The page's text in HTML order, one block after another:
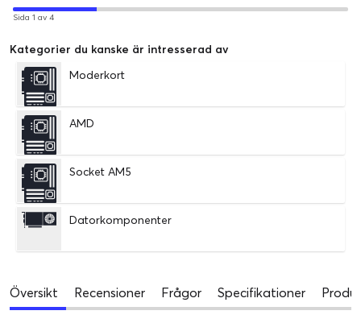
Sida 1 av 4
Kategorier du kanske är intresserad av
Moderkort
AMD
Socket AM5
Datorkomponenter
Översikt Recensioner Frågor Specifikationer